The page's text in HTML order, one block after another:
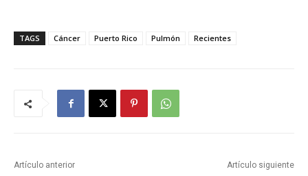
TAGS Cáncer Puerto Rico Pulmón Recientes
Artículo anterior Artículo siguiente